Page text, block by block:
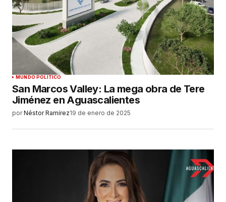
MUNDO POLÍTICO
San Marcos Valley: La mega obra de Tere
Jiménez en Aguascalientes
por Néstor Ramírez19 de enero de 2025